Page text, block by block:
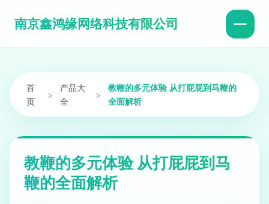
南京鑫鸿缘网络科技有限公司
首
页
>
产品大
全
>
教鞭的多元体验 从打屁屁到马鞭的
全面解析
教鞭的多元体验 从打屁屁到马
鞭的全面解析